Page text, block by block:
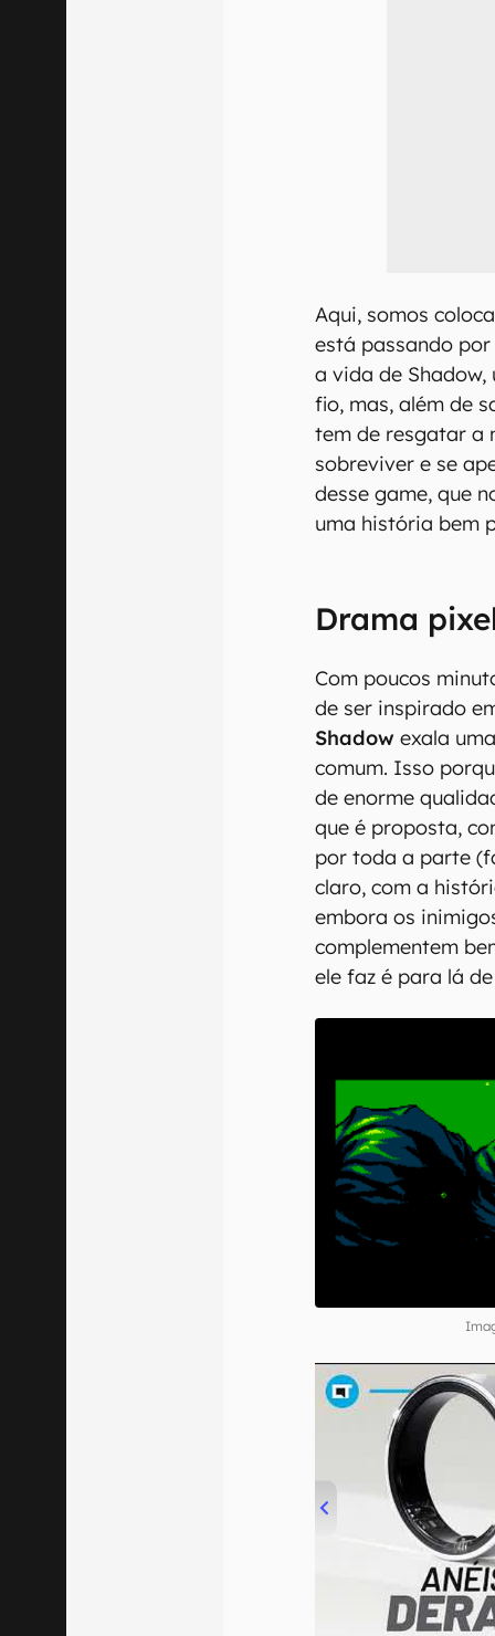
Aqui, somos
está passando
a vida de
fio, mas, além de
tem de resgatar a
sobreviver e se
desse game, que
uma história bem
Drama
Com poucos
de ser inspirado
Shadow exala
comum. Isso
de enorme
que é proposta,
por toda a parte
claro, com a
embora os
complementem
ele faz é para lá